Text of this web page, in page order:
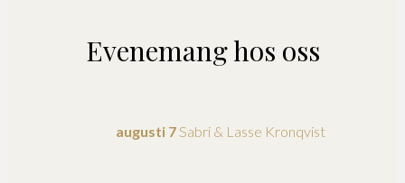
Evenemang hos oss
augusti 7Sabri & Lasse Kronqvist